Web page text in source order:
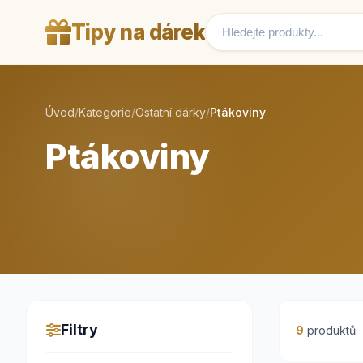
Tipy na dárek
Úvod/Kategorie/Ostatní dárky/Ptákoviny
Ptákoviny
Filtry 9 produktů